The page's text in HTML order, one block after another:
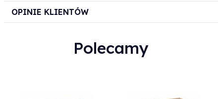
OPINIE KLIENTÓW
Polecamy